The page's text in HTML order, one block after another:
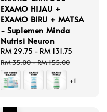
EXAMO HIJAU +
EXAMO BIRU + MATSA
- Suplemen Minda
Nutrisi Neuron
Sale
price
RM 29.75 - RM 131.75
RM 35.00-RM 155.00
+1